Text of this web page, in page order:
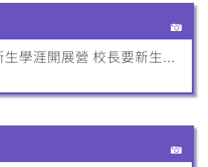
學涯開展營 校長要新生...